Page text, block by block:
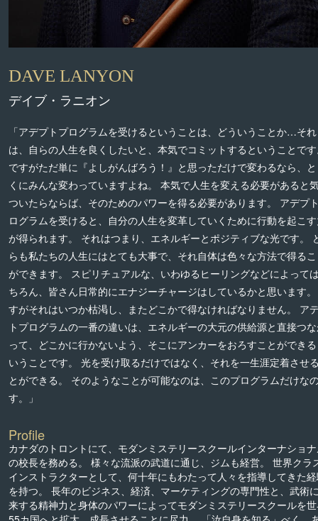
DAVE LANYON
デイブ・ラニオン
「アデプトプログラムを受けるということは、どういうことか…それ
は、自らの人生を良くしたいと、本気でコミットするということで
ですがただ単に『よしがんばろう！』と思っただけで変わるなら、
くにみんな変わっていますよね。 本気で人生を変える必要があると
ついたらならば、そのためのパワーを得る必要があります。 アデプ
ログラムを受けると、自分の人生を変革していくために行動を起こ
が得られます。 それはつまり、エネルギーとポジティブな光です。
らも私たちの人生にはとても大事で、それ自体は色々な方法で得る
ができます。 スピリチュアルな、いわゆるヒーリングなどによって
ちろん、皆さん日常的にエナジーチャージはしているかと思います
すがそれはいつか枯渇し、またどこかで得なければなりません。 ア
トプログラムの一番の違いは、エネルギーの大元の供給源と直接つ
って、どこかに行かないよう、そこにアンカーをおろすことができ
いうことです。 光を受け取るだけではなく、それを一生涯定着させ
とができる。 そのようなことが可能なのは、このプログラムだけな
す。」
Profile
カナダのトロントにて、モダンミステリースクールインターナショ
の校長を務める。 様々な流派の武道に通じ、ジムも経営。 世界クラ
インストラクターとして、何十年にもわたって人々を指導してきた
を持つ。 長年のビジネス、経済、マーケティングの専門性と、武術
来する精神力と身体のパワーによってモダンミステリースクールを